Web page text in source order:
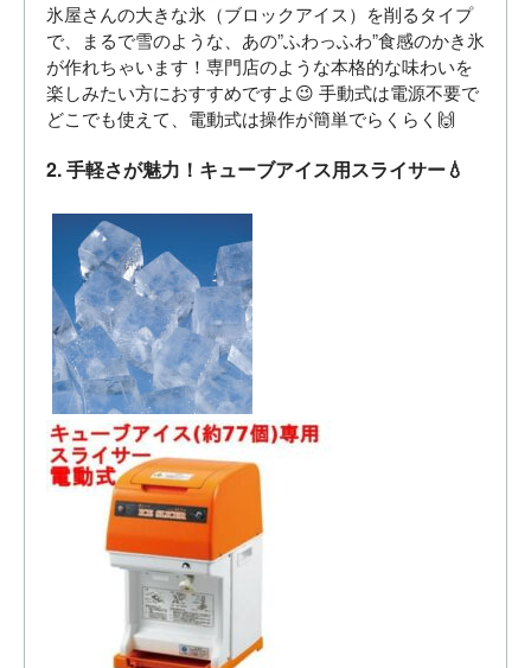
氷屋さんの大きな氷（ブロックアイス）を削るタイプ
で、まるで雪のような、あの”ふわっふわ”食感のかき氷
が作れちゃいます！専門店のような本格的な味わいを
楽しみたい方におすすめですよ😉 手動式は電源不要で
どこでも使えて、電動式は操作が簡単でらくらく🙌
2. 手軽さが魅力！キューブアイス用スライサー💧